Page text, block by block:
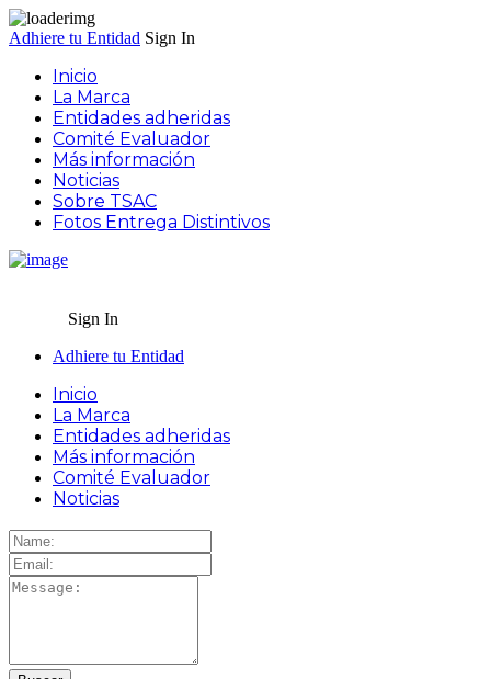
Adhiere tu Entidad Sign In
Inicio
La Marca
Entidades adheridas
Comité Evaluador
Más información
Noticias
Sobre TSAC
Fotos Entrega Distintivos
Sign In
Adhiere tu Entidad
Inicio
La Marca
Entidades adheridas
Más información
Comité Evaluador
Noticias